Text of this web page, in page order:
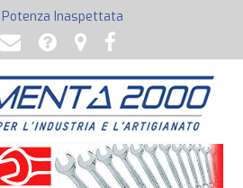
Potenza Inaspettata
Raccorderia pneumatica
Attrezzature professionali a batteria
Ancoraggi chimici
Fondi, Smalti, Stucchi e Idropitture